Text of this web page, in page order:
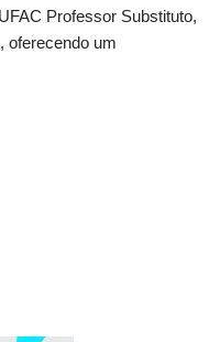
Professor Substituto,
oferecendo um